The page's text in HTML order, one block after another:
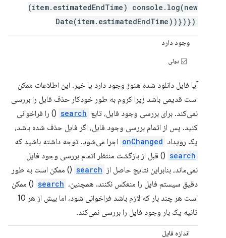
(item.estimatedEndTime) console.log(new
Date(item.estimatedEndTime))})})
وجود دارد
بولی
آیا فایل دانلود شده هنوز وجود دارد یا خیر. این اطلاعات ممکن
است قدیمی باشد زیرا کروم به طور خودکار حذف فایل را بررسی
نمی‌کند. برای بررسی وجود فایل، تابع search () را فراخوانی
کنید. پس از اتمام بررسی وجود فایل، اگر فایل حذف شده باشد،
یک رویداد onChanged اجرا می‌شود. توجه داشته باشید که
search () قبل از بازگشت منتظر اتمام بررسی وجود فایل
نمی‌ماند، بنابراین نتایج حاصل از search () ممکن است به طور
دقیق سیستم فایل را منعکس نکنند. همچنین، search () ممکن
است هر چند بار که لازم باشد فراخوانی شود، اما بیش از هر 10
ثانیه یک بار وجود فایل را بررسی نمی‌کند.
اندازه فایل